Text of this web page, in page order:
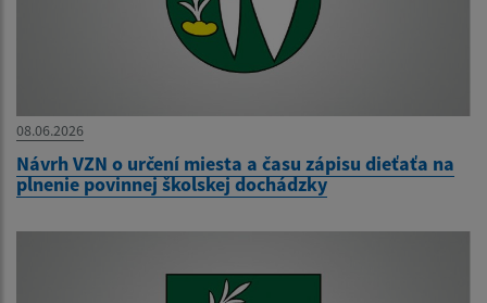
08.06.2026
Návrh VZN o určení miesta a času zápisu dieťaťa na
plnenie povinnej školskej dochádzky